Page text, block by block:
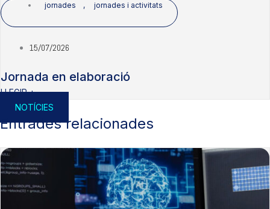
jornades , jornades i activitats
15/07/2026
Jornada en elaboració
LLEGIR +
NOTÍCIES
Entrades relacionades